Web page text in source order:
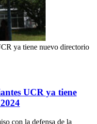
ya tiene nuevo directorio
UCR ya tiene
con la defensa de la